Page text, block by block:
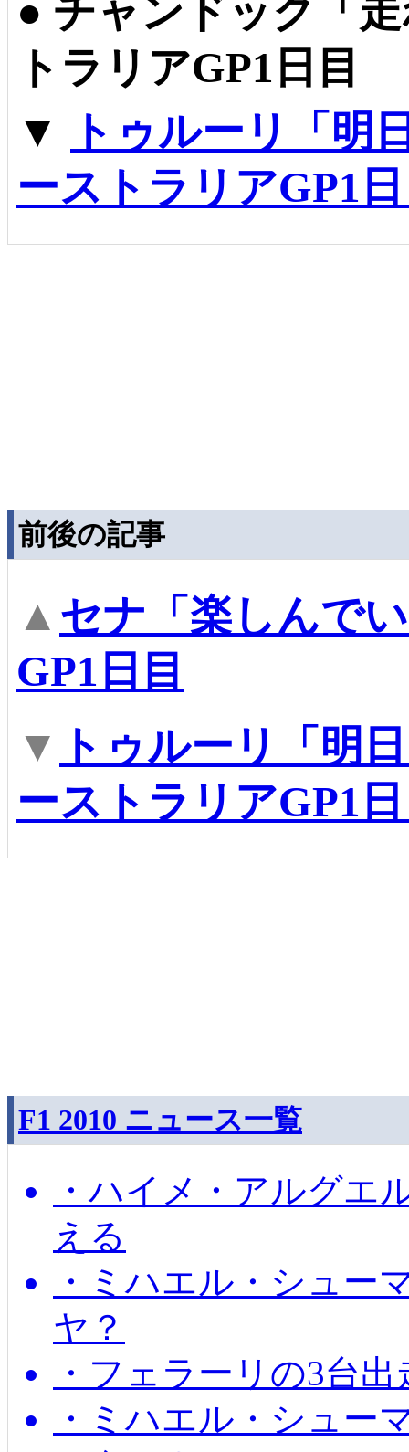
● チャンドック「
トラリアGP1日目
▼
トゥルーリ「明
ーストラリアGP1
前後の記事
▲ セナ「楽しんで
GP1日目
▼
トゥルーリ「明
ーストラリアGP1
F1 2010 ニュース一覧
・ハイメ・アルグエ
える
・ミハエル・シュー
ヤ？
・フェラーリの3台
・ミハエル・シュー